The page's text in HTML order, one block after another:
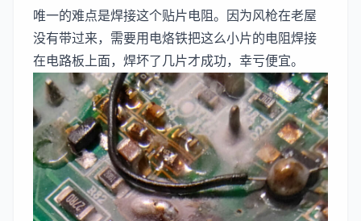
唯一的难点是焊接这个贴片电阻。因为风枪在老屋
没有带过来，需要用电烙铁把这么小片的电阻焊接
在电路板上面，焊坏了几片才成功，幸亏便宜。